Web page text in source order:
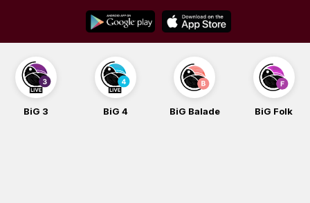
content
BiG 3 BiG 4 BiG Balade BiG Folk